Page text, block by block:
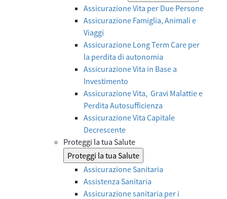
Assicurazione Vita per Due Persone
Assicurazione Famiglia, Animali e
Viaggi
Assicurazione Long Term Care per
la perdita di autonomia
Assicurazione Vita in Base a
Investimento
Assicurazione Vita, Gravi Malattie e
Perdita Autosufficienza
Assicurazione Vita Capitale
Decrescente
Proteggi la tua Salute
Proteggi la tua Salute
Assicurazione Sanitaria
Assistenza Sanitaria
Assicurazione sanitaria per i